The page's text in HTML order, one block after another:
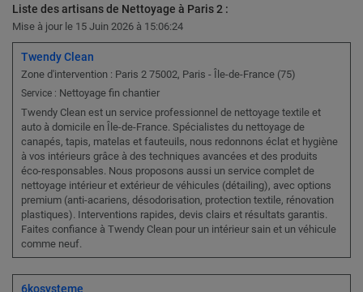
Liste des artisans de Nettoyage à Paris 2 :
Mise à jour le 15 Juin 2026 à 15:06:24
Twendy Clean
Zone d'intervention : Paris 2 75002, Paris - Île-de-France (75)
Service : Nettoyage fin chantier
Twendy Clean est un service professionnel de nettoyage textile et
auto à domicile en Île-de-France. Spécialistes du nettoyage de
canapés, tapis, matelas et fauteuils, nous redonnons éclat et hygiène
à vos intérieurs grâce à des techniques avancées et des produits
éco-responsables. Nous proposons aussi un service complet de
nettoyage intérieur et extérieur de véhicules (détailing), avec options
premium (anti-acariens, désodorisation, protection textile, rénovation
plastiques). Interventions rapides, devis clairs et résultats garantis.
Faites confiance à Twendy Clean pour un intérieur sain et un véhicule
comme neuf.
6kosysteme